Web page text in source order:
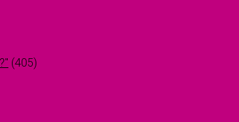
(405)